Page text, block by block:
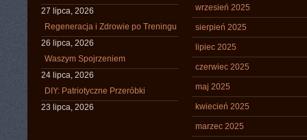
27 lipca, 2026
Regeneracja i Zdrowie po Treningu
26 lipca, 2026
Waszym Spojrzeniem
24 lipca, 2026
DIY: Patriotyczne Przeróbki
23 lipca, 2026
wrzesień 2025
sierpień 2025
lipiec 2025
czerwiec 2025
maj 2025
kwiecień 2025
marzec 2025